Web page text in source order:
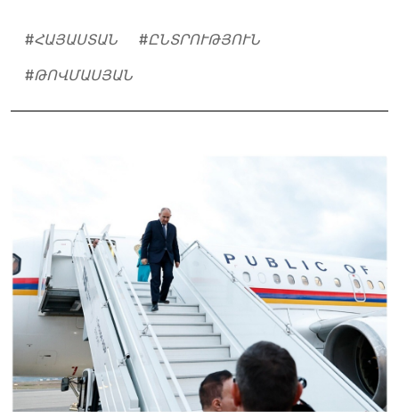
#ՀԱՅԱՍՏԱՆ #ԸՆՏՐՈՒԹՅՈՒՆ
#ԹՈՎՄԱՍՅԱՆ